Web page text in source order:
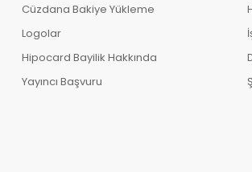
Cüzdana Bakiye Yükleme
Logolar
Hipocard Bayilik Hakkında
Yayıncı Başvuru